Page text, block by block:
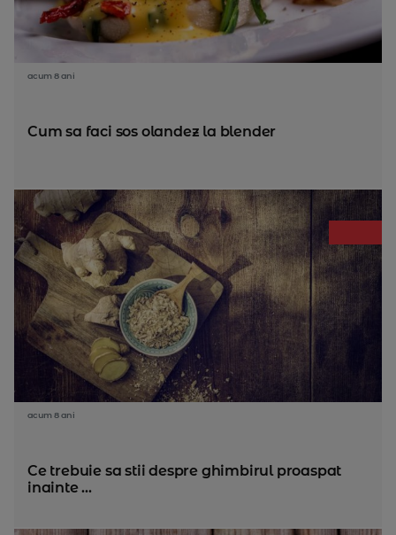
acum 8 ani
Cum sa faci sos olandez la blender
acum 8 ani
Ce trebuie sa stii despre ghimbirul proaspat
inainte ...